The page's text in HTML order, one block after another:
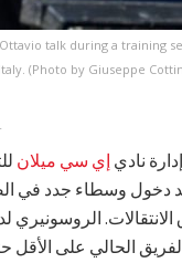
talk during a training
(Photo by Giuseppe
نادي إي سي ميلان
بعد دخول وسطاء جدد في
الانتقالات. الروسونيري
الحالي على الأقل